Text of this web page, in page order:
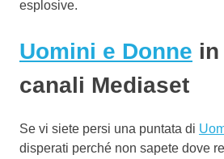
esplosive.
Uomini e Donne
canali Mediaset
Se vi siete persi una puntata di
disperati perché non sapete dove